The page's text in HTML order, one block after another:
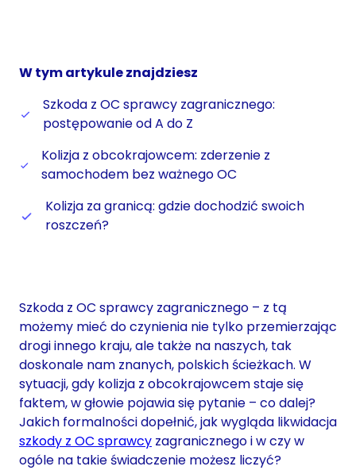
W tym artykule znajdziesz
Szkoda z OC sprawcy zagranicznego:
postępowanie od A do Z
Kolizja z obcokrajowcem: zderzenie z
samochodem bez ważnego OC
Kolizja za granicą: gdzie dochodzić swoich
roszczeń?
Szkoda z OC sprawcy zagranicznego – z tą
możemy mieć do czynienia nie tylko przemierzając
drogi innego kraju, ale także na naszych, tak
doskonale nam znanych, polskich ścieżkach. W
sytuacji, gdy kolizja z obcokrajowcem staje się
faktem, w głowie pojawia się pytanie – co dalej?
Jakich formalności dopełnić, jak wygląda likwidacja
szkody z OC sprawcy zagranicznego i w czy w
ogóle na takie świadczenie możesz liczyć?